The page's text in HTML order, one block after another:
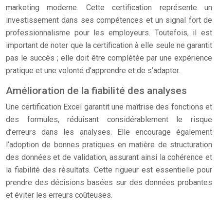
marketing moderne. Cette certification représente un
investissement dans ses compétences et un signal fort de
professionnalisme pour les employeurs. Toutefois, il est
important de noter que la certification à elle seule ne garantit
pas le succès ; elle doit être complétée par une expérience
pratique et une volonté d’apprendre et de s’adapter.
Amélioration de la fiabilité des analyses
Une certification Excel garantit une maîtrise des fonctions et
des formules, réduisant considérablement le risque
d’erreurs dans les analyses. Elle encourage également
l’adoption de bonnes pratiques en matière de structuration
des données et de validation, assurant ainsi la cohérence et
la fiabilité des résultats. Cette rigueur est essentielle pour
prendre des décisions basées sur des données probantes
et éviter les erreurs coûteuses.